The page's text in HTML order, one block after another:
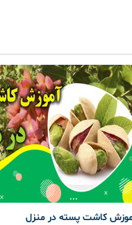
کاشت پسته در منزل